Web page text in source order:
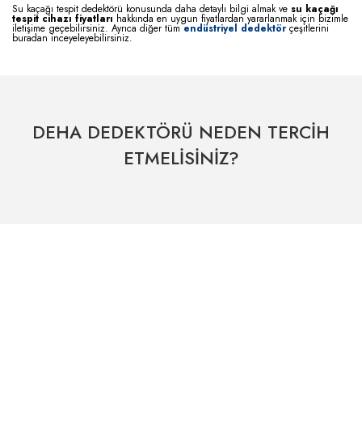
Su kaçağı tespit dedektörü konusunda daha detaylı bilgi almak ve su kaçağı
tespit cihazı fiyatları hakkında en uygun fiyatlardan yararlanmak için bizimle
iletişime geçebilirsiniz. Ayrıca diğer tümendüstriyel dedektör çeşitlerini
buradan inceyeleyebilirsiniz.
DEHA DEDEKTÖRÜ NEDEN TERCİH
ETMELİSİNİZ?